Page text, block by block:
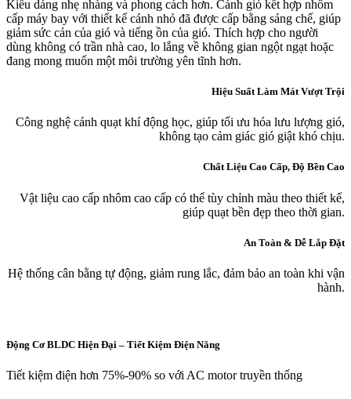
Kiểu dáng nhẹ nhàng và phong cách hơn. Cánh gió kết hợp nhôm
cấp máy bay với thiết kế cánh nhỏ đã được cấp bằng sáng chế, giúp
giảm sức cản của gió và tiếng ồn của gió. Thích hợp cho người
dùng không có trần nhà cao, lo lắng về không gian ngột ngạt hoặc
đang mong muốn một môi trường yên tĩnh hơn.
Hiệu Suất Làm Mát Vượt Trội
Công nghệ cánh quạt khí động học, giúp tối ưu hóa lưu lượng gió,
không tạo cảm giác gió giật khó chịu.
Chất Liệu Cao Cấp, Độ Bền Cao
Vật liệu cao cấp nhôm cao cấp có thể tùy chỉnh màu theo thiết kế,
giúp quạt bền đẹp theo thời gian.
An Toàn & Dễ Lắp Đặt
Hệ thống cân bằng tự động, giảm rung lắc, đảm bảo an toàn khi vận
hành.
Động Cơ BLDC Hiện Đại – Tiết Kiệm Điện Năng
Tiết kiệm điện hơn 75%-90% so với AC motor truyền thống